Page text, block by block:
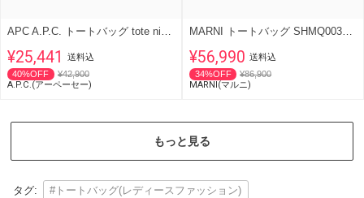
¥25,441
送料込
40%OFF
¥42,900
A.P.C.(アーペーセー)
MARNI トートバッグ SHMQ0037A1 P5769
¥56,990 送料込
34%OFF
¥86,900
MARNI(マルニ)
もっと見る
タグ: #トートバッグ(レディースファッション)